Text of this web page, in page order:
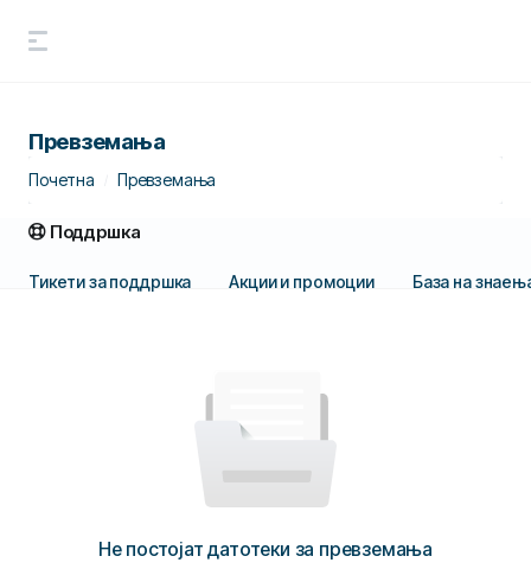
Превземања
Почетна Превземања
Поддршка
Тикети за поддршка Акции и промоции База на
Не постојат датотеки за превземања